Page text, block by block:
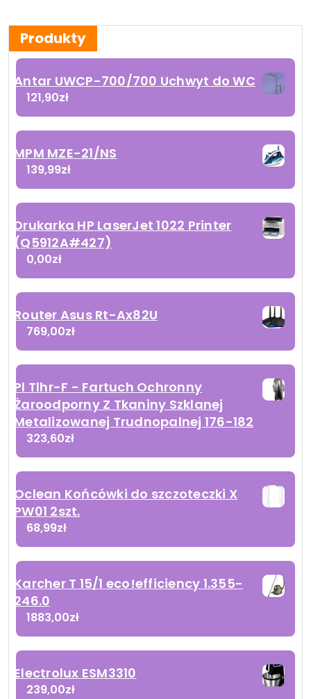
Produkty
Antar UWCP-700/700 Uchwyt do WC
121,90zł
MPM MZE-21/NS
139,99zł
Drukarka HP LaserJet 1022 Printer
(Q5912A#427)
0,00zł
Router Asus Rt-Ax82U
769,00zł
Pl Tlhr-F - Fartuch Ochronny
Żaroodporny Z Tkaniny Szklanej
Metalizowanej Trudnopalnej 176-182
323,60zł
Oclean Końcówki do szczoteczki X
PW01 2szt.
68,99zł
Karcher T 15/1 eco!efficiency 1.355-
246.0
1883,00zł
Electrolux ESM3310
239,00zł